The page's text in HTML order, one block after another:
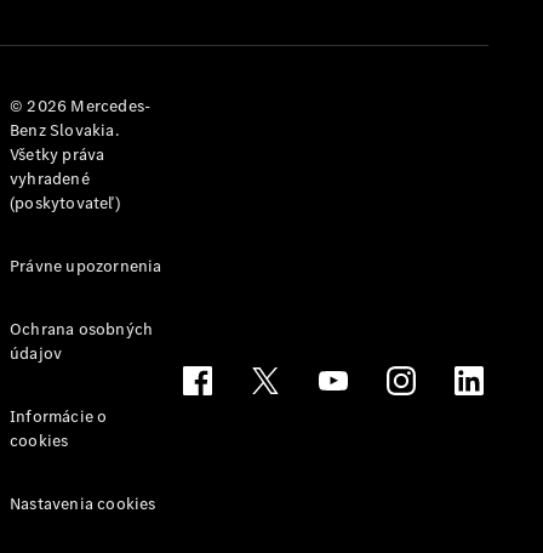
© 2026 Mercedes-
Benz Slovakia.
Všetky práva
vyhradené
(poskytovateľ)
Právne upozornenia
Ochrana osobných
údajov
Informácie o
cookies
Nastavenia cookies